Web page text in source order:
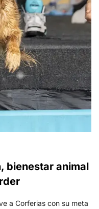
bienestar animal
a Corferias con su meta